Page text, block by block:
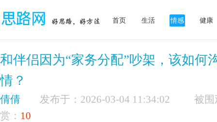
首页 生活 情感 健康
和伴侣因为“家务分配”吵架，该如何
情？
倩倩 发布于：2026-03-04 11:34:02
赏： 10